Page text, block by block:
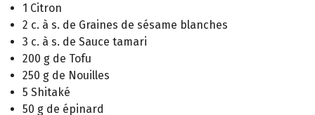
1 Citron
2 c. à s. de Graines de sésame blanches
3 c. à s. de Sauce tamari
200 g de Tofu
250 g de Nouilles
5 Shitaké
50 g de épinard